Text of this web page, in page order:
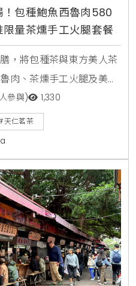
包種鮑魚西魯肉580
量茶燻手工火腿套餐
，將包種茶與東方美人茶
肉、茶燻手工火腿及美人
蛋糕，提供充滿春季氣
食者的質感選擇。
參與) 1,330
天仁茗茶